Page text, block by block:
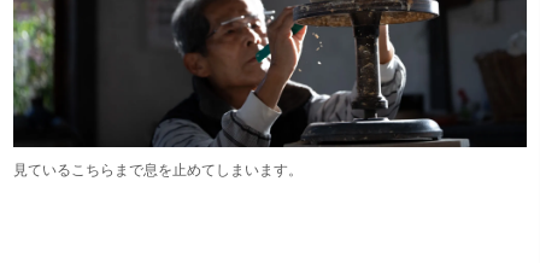
見ているこちらまで息を止めてしまいます。